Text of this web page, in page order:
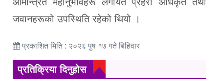
जवानहरूको उपस्थिति रहेको थियो ।
प्रकाशित मिति : २०२६ पुष १७ गते बिहिवार
प्रतिक्रिया दिनुहोस